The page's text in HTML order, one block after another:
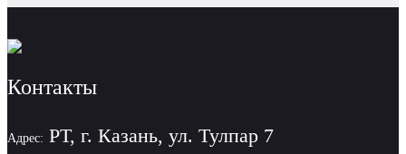
Контакты
Адрес: РТ, г. Казань, ул. Тулпар 7